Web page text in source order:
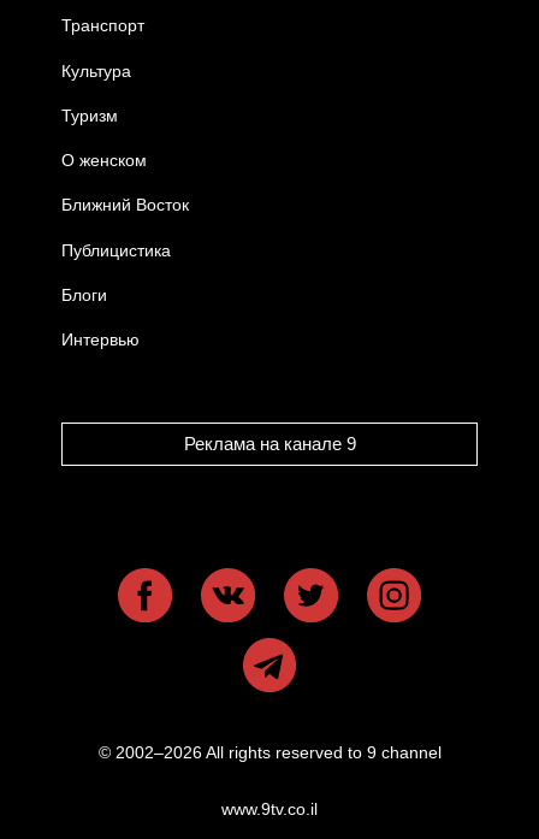
Транспорт
Культура
Туризм
О женском
Ближний Восток
Публицистика
Блоги
Интервью
Реклама на канале 9
© 2002–2026 All rights reserved to 9 channel
www.9tv.co.il